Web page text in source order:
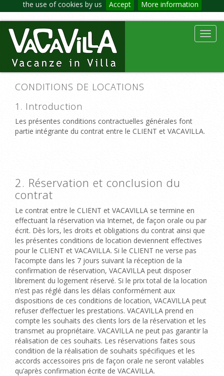
the use of cookies by us Accept More information
CONDITIONS DE LOCATIONS
1. Introduction
Les présentes conditions contractuelles générales font
partie intégrante du contrat entre le CLIENT et VACAVILLA.
2. Réservation et conclusion du
contrat
Le contrat entre le CLIENT et VACAVILLA se termine en
effectuant la réservation via Internet, de façon orale ou par
écrit. Dès lors, les droits et obligations du contrat ainsi que
les présentes conditions de location deviennent effectives
pour le CLIENT et VACAVILLA. Si le CLIENT ne verse pas
l’acompte dans les 7 jours suivant la réception de la
confirmation de réservation, VACAVILLA peut disposer
librement du logement réservé. Si le prix total de la location
n’est pas réglé dans les délais conformément aux
dispositions de ces conditions de location, VACAVILLA peut
refuser d’effectuer les prestations. VACAVILLA prend en
compte les souhaits des clients lors de la réservation et les
transmet au propriétaire. VACAVILLA ne peut pas garantir la
réalisation de ces souhaits. Les réservations faites sous
condition de la réalisation de souhaits spécifiques et les
accords accessoires pris de façon orale ne seront valables
qu’après confirmation écrite de VACAVILLA.